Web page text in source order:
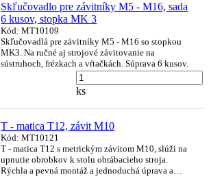
Skľučovadlo pre závitníky M5 - M16, sada
6 kusov, stopka MK 3
Kód: MT10109
Skľučovadlá pre závitníky M5 - M16 so stopkou
MK3. Na ručné aj strojové závitovanie na
sústruhoch, frézkach a vŕtačkách. Súprava 6 kusov.
ks
T - matica T12, závit M10
Kód: MT10121
T - matica T12 s metrickým závitom M10, slúži na
upnutie obrobkov k stolu obrábacieho stroja.
Rýchla a pevná montáž a jednoduchá úprava a…